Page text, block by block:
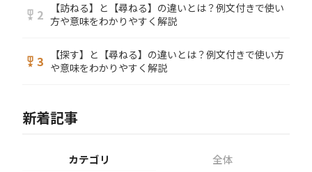
military_tech 2
【訪ねる】と【尋ねる】の違いとは？例文付きで使い
方や意味をわかりやすく解説
military_tech 3
【探す】と【尋ねる】の違いとは？例文付きで使い方
や意味をわかりやすく解説
新着記事
カテゴリ 全体